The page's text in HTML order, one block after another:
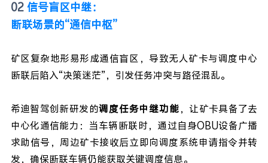
02 信号盲区中继：
断联场景的“通信中枢”
矿区复杂地形易形成通信盲区，导致无人矿卡与调度中心
断联后陷入“决策迷茫”，引发任务冲突与路径混乱。
希迪智驾创新研发的调度任务中继功能 ，让矿卡具备了去
中心化通信能力： 当车辆断联时，通过自身OBU设备广播
求助信号，周边矿卡接收后立即向调度系统申请指令并转
发，确保断联车辆仍能获取关键调度信息。